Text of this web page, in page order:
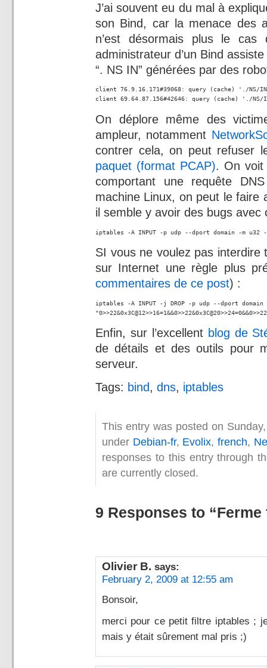
J’ai souvent eu du mal à
son Bind, car la menace des
n’est désormais plus le cas
administrateur d’un Bind
“. NS IN” générées par des
client 76.9.16.171#39068: query (cache) './NS/
client 69.64.87.156#42646: query (cache) './NS/
On déplore même des
ampleur, notamment
contrer cela, on peut refuser
paquet (format PCAP). On voit
comportant une requête
machine Linux, on peut le faire
il semble y avoir des bugs avec
iptables -A INPUT -p udp --dport domain -m u32 --
SI vous ne voulez pas interdire
sur Internet une règle plus
commentaires de ce post) :
iptables -A INPUT -j DROP -p udp --dport
Enfin, sur l’excellent blog de
de détails et des outils pour
serveur.
Tags: bind, dns, iptables
This entry was posted on
under Debian-fr, Evolix,french,
responses to this entry through
are currently closed.
9 Responses to
Olivier B. says:
February 2, 2009 at 12:55 am
Bonsoir,
merci pour ce petit filtre iptables ;
mais y était sûrement mal pris ;)